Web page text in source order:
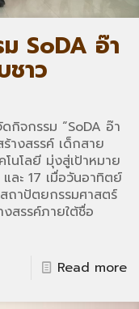
SoDA อ๊า
าว
กิจกรรม “SoDA อ๊า
างสรรค์ เด็กสาย
นโลยี มุ่งสู่เป้าหมาย
ะ 17 เมื่อวันอาทิตย์
าปัตยกรรมศาสตร์
สรรค์ภายใต้ชื่อ
Read more